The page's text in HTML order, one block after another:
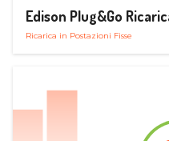
Edison Plug&Go
Ricarica in Postazioni Fisse